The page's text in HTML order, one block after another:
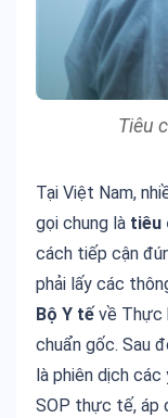
Tiêu
Tại Việt Nam,
gọi chung là tiêu
cách tiếp cận
phải lấy các
Bộ Y tế về Thực
chuẩn gốc. Sau
là phiên dịch
SOP thực tế, áp